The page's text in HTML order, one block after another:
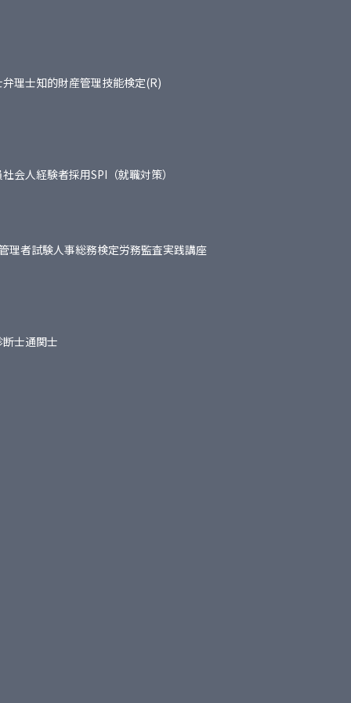
弁理士知的財産管理技能検定(R)
社会人経験者採用SPI（就職対策）
理者試験人事総務検定労務監査実践講座
士通関士